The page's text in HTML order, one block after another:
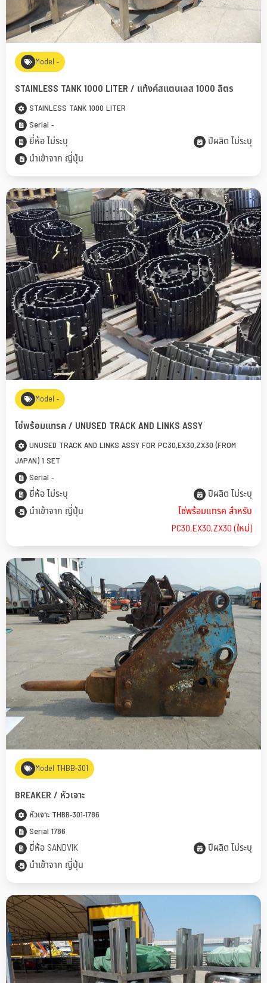
Model -
STAINLESS TANK 1000 LITER / แท้งค์สแตนเลส 1000 ลิตร
STAINLESS TANK 1000 LITER
Serial -
ยี่ห้อ ไม่ระบุ
ปีผลิต ไม่ระบุ
นำเข้าจาก ญี่ปุ่น
Model -
โซ่พร้อมแทรค / UNUSED TRACK AND LINKS ASSY
UNUSED TRACK AND LINKS ASSY FOR PC30,EX30,ZX30 (FROM
JAPAN) 1 SET
Serial -
ยี่ห้อ ไม่ระบุ
ปีผลิต ไม่ระบุ
นำเข้าจาก ญี่ปุ่น
โซ่พร้อมแทรค สำหรับ
PC30,EX30,ZX30 (ใหม่)
Model THBB-301
BREAKER / หัวเจาะ
หัวเจาะ THBB-301-1786
Serial 1786
ยี่ห้อ SANDVIK
ปีผลิต ไม่ระบุ
นำเข้าจาก ญี่ปุ่น